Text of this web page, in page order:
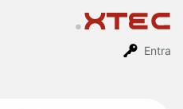
Entra